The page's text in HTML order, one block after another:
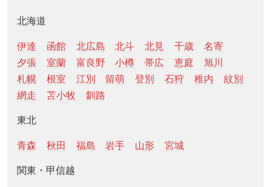
北海道
伊達 函館 北広島 北斗 北見 千歳
名寄
夕張
室蘭 富良野 小樽 帯広 恵庭
旭川
札幌
根室 江別 留萌 登別 石狩 稚内
紋別
網走
苫小牧 釧路
東北
青森 秋田 福島 岩手 山形 宮城
関東・甲信越